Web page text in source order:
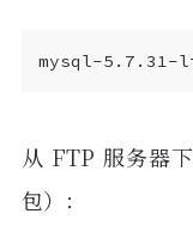
从 FTP 服务器
包）：